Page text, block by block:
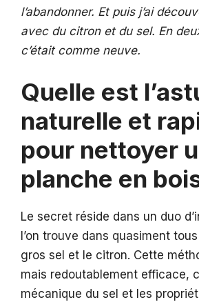
l’abandonner. Et puis j’ai
avec du citron et du sel. En
c’était comme neuve.
Quelle est
naturelle et
pour nettoyer
planche en
Le secret réside dans un duo
l’on trouve dans quasiment
gros sel et le citron. Cette
mais redoutablement efficace,
mécanique du sel et les